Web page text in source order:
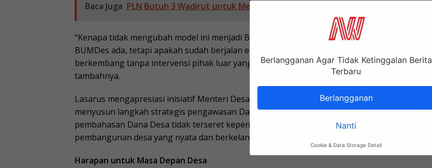
Baca Juga PLN Butuh 3 Wadirut untuk Mewujudkan Visi Indonesia Emas 2045
“Kenapa tidak mengubah model ini menjadi BUMDes (Badan Usaha Milik Desa)? Program
BUMDes ada, tetapi apakah sudah berjalan efektif? Desa harus diberi ruang untuk
berkembang tanpa intervensi pihak luar yang justru melemahkan potensi lokal,”
tambahnya.
Lasarus mengapresiasi inisiatif Menteri Desa dan Wakil Menteri Ahmad Riza Patria dalam
menyusun langkah strategis pengawasan Dana Desa. Namun, ia juga meminta agar
pembahasan Dana Desa tidak terseret kepentingan politik, melainkan fokus pada
pembangunan desa yang nyata dan berkelanjutan.
Harapan untuk Masa Depan Desa
Berlangganan Agar Tidak Ketinggalan Berita
Terbaru
Berlangganan
Nanti
Cookie & Data Storage Detail